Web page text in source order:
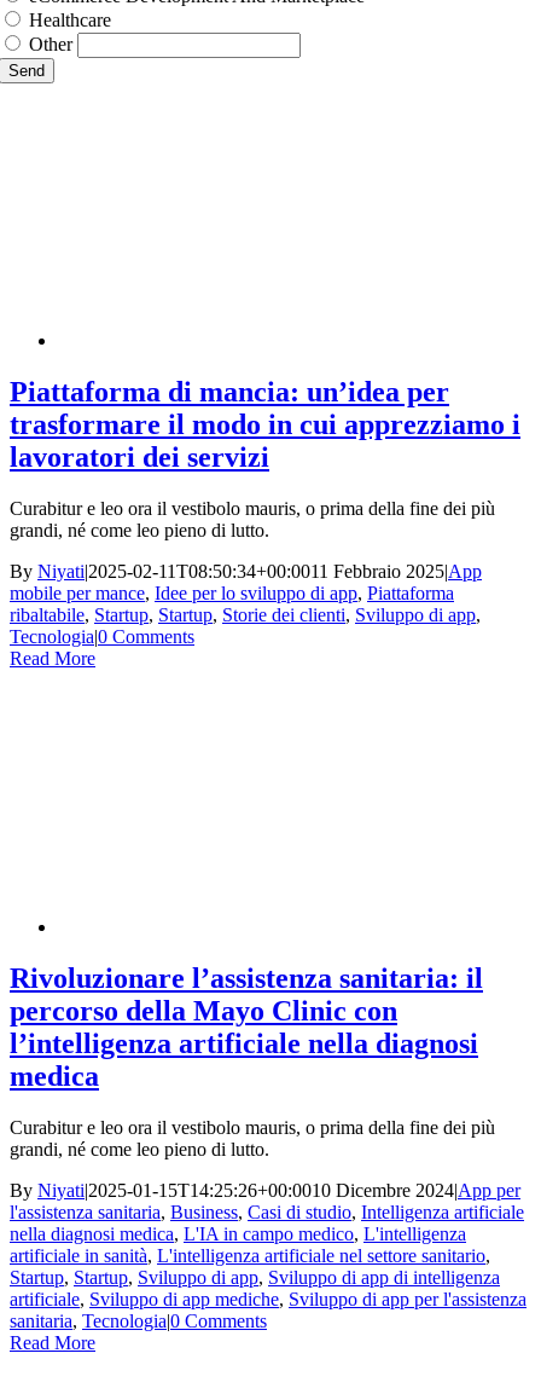
Healthcare
Other
Send
Piattaforma di mancia: un’idea per
trasformare il modo in cui apprezziamo i
lavoratori dei servizi
Curabitur e leo ora il vestibolo mauris, o prima della fine dei più
grandi, né come leo pieno di lutto.
By Niyati|2025-02-11T08:50:34+00:0011 Febbraio 2025|App
mobile per mance, Idee per lo sviluppo di app, Piattaforma
ribaltabile, Startup, Startup, Storie dei clienti, Sviluppo di app,
Tecnologia|0 Comments
Read More
Rivoluzionare l’assistenza sanitaria: il
percorso della Mayo Clinic con
l’intelligenza artificiale nella diagnosi
medica
Curabitur e leo ora il vestibolo mauris, o prima della fine dei più
grandi, né come leo pieno di lutto.
By Niyati|2025-01-15T14:25:26+00:0010 Dicembre 2024|App per
l'assistenza sanitaria, Business, Casi di studio, Intelligenza artificiale
nella diagnosi medica, L'IA in campo medico, L'intelligenza
artificiale in sanità, L'intelligenza artificiale nel settore sanitario,
Startup, Startup, Sviluppo di app, Sviluppo di app di intelligenza
artificiale, Sviluppo di app mediche, Sviluppo di app per l'assistenza
sanitaria, Tecnologia|0 Comments
Read More